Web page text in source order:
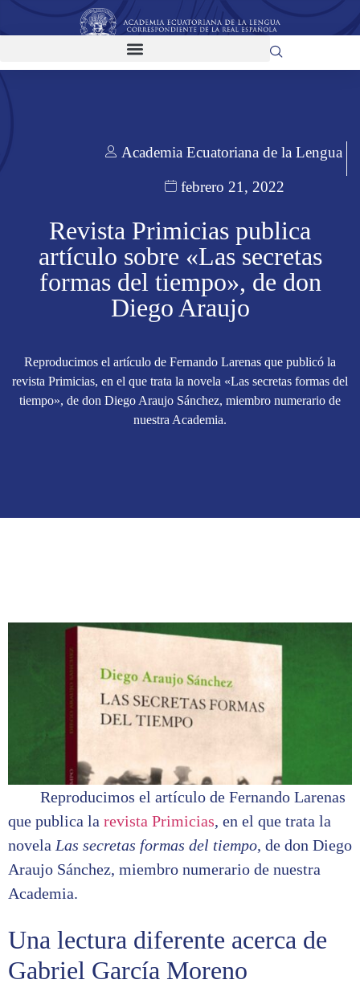
Academia Ecuatoriana de la Lengua
febrero 21, 2022
Revista Primicias publica
artículo sobre «Las secretas
formas del tiempo», de don
Diego Araujo
Reproducimos el artículo de Fernando Larenas que publicó la
revista Primicias, en el que trata la novela «Las secretas formas del
tiempo», de don Diego Araujo Sánchez, miembro numerario de
nuestra Academia.
Reproducimos el artículo de Fernando Larenas
que publica la revista Primicias, en el que trata la
novela Las secretas formas del tiempo, de don Diego
Araujo Sánchez, miembro numerario de nuestra
Academia.
Una lectura diferente acerca de
Gabriel García Moreno